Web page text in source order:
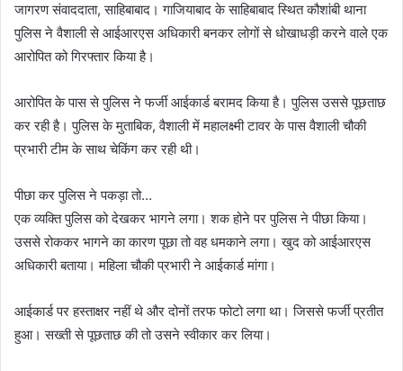
जागरण संवाददाता, साहिबाबाद। गाजियाबाद के साहिबाबाद स्थित कौशांबी थाना
पुलिस ने वैशाली से आईआरएस अधिकारी बनकर लोगों से धोखाधड़ी करने वाले एक
आरोपित को गिरफ्तार किया है।
आरोपित के पास से पुलिस ने फर्जी आईकार्ड बरामद किया है। पुलिस उससे पूछताछ
कर रही है। पुलिस के मुताबिक, वैशाली में महालक्ष्मी टावर के पास वैशाली चौकी
प्रभारी टीम के साथ चेकिंग कर रही थी।
पीछा कर पुलिस ने पकड़ा तो…
एक व्यक्ति पुलिस को देखकर भागने लगा। शक होने पर पुलिस ने पीछा किया।
उससे रोककर भागने का कारण पूछा तो वह धमकाने लगा। खुद को आईआरएस
अधिकारी बताया। महिला चौकी प्रभारी ने आईकार्ड मांगा।
आईकार्ड पर हस्ताक्षर नहीं थे और दोनों तरफ फोटो लगा था। जिससे फर्जी प्रतीत
हुआ। सख्ती से पूछताछ की तो उसने स्वीकार कर लिया।